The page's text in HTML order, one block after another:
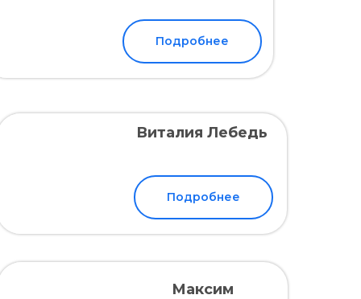
Подробнее
Виталия Лебедь
Максим
Подробнее